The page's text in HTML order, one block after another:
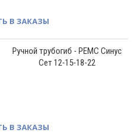
В ЗАКАЗЫ
Ручной трубогиб - РЕМС Синус
Сет 12-15-18-22
В ЗАКАЗЫ